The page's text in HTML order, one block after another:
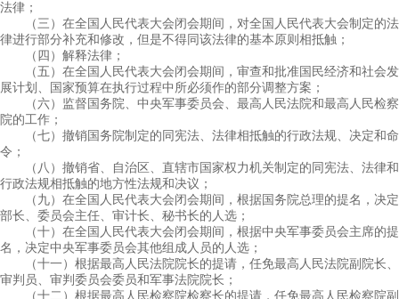
法律；
（三）在全国人民代表大会闭会期间，对全国人民代表大会制定的法
律进行部分补充和修改，但是不得同该法律的基本原则相抵触；
（四）解释法律；
（五）在全国人民代表大会闭会期间，审查和批准国民经济和社会发
展计划、国家预算在执行过程中所必须作的部分调整方案；
（六）监督国务院、中央军事委员会、最高人民法院和最高人民检察
院的工作；
（七）撤销国务院制定的同宪法、法律相抵触的行政法规、决定和命
令；
（八）撤销省、自治区、直辖市国家权力机关制定的同宪法、法律和
行政法规相抵触的地方性法规和决议；
（九）在全国人民代表大会闭会期间，根据国务院总理的提名，决定
部长、委员会主任、审计长、秘书长的人选；
（十）在全国人民代表大会闭会期间，根据中央军事委员会主席的提
名，决定中央军事委员会其他组成人员的人选；
（十一）根据最高人民法院院长的提请，任免最高人民法院副院长、
审判员、审判委员会委员和军事法院院长；
（十二）根据最高人民检察院检察长的提请，任免最高人民检察院副